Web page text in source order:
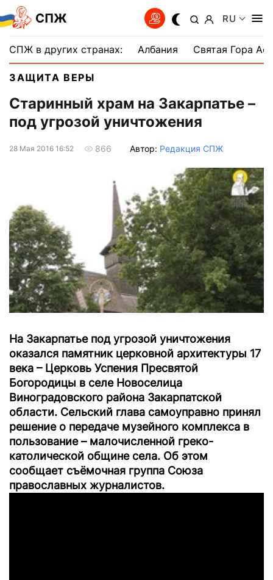
СПЖ RU
СПЖ в других странах: Албания Святая Гора
ЗАЩИТА ВЕРЫ
Старинный храм на Закарпатье –
под угрозой уничтожения
28 Мая 2016 16:52 866 Автор: Редакция СПЖ
На Закарпатье под угрозой уничтожения
оказался памятник церковной архитектуры 17
века – Церковь Успения Пресвятой
Богородицы в селе Новоселица
Виноградовского района Закарпатской
области. Сельский глава самоуправно принял
решение о передаче музейного комплекса в
пользование – малочисленной греко-
католической общине села. Об этом
сообщает съёмочная группа Союза
православных журналистов.